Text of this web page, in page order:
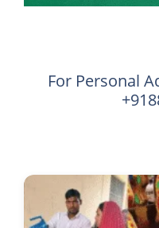
For Personal